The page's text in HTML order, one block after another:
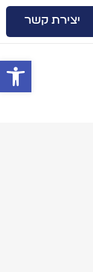
פתח
יצירת קשר